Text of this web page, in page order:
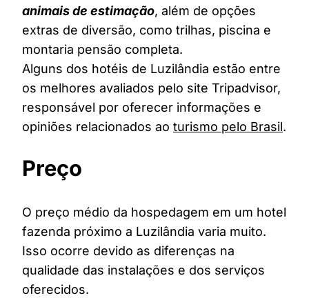
animais de estimação, além de opções
extras de diversão, como trilhas, piscina e
montaria pensão completa.
Alguns dos hotéis de Luzilândia estão entre
os melhores avaliados pelo site Tripadvisor,
responsável por oferecer informações e
opiniões relacionados ao turismo pelo Brasil.
Preço
O preço médio da hospedagem em um hotel
fazenda próximo a Luzilândia varia muito.
Isso ocorre devido as diferenças na
qualidade das instalações e dos serviços
oferecidos.